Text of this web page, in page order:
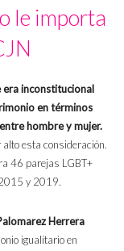
le importa
era inconstitucional
en términos
hombre y mujer.
esta consideración.
46 parejas LGBT+
y 2019.
Herrera
igualitario en